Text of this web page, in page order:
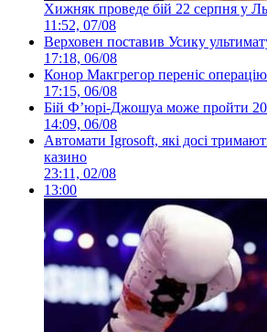
Хижняк проведе бій 22 серпня у
11:52, 07/08
Верховен поставив Усику
17:18, 06/08
Конор Макгрегор переніс операцію
17:15, 06/08
Бій Ф’юрі-Джошуа може пройти 20
14:09, 06/08
Автомати Igrosoft, які досі
казино
23:11, 02/08
13:00